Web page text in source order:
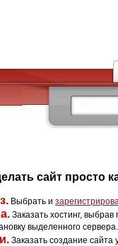
сайт просто
Выбрать и
Заказать хостинг,
выделенного сервера.
Заказать создание